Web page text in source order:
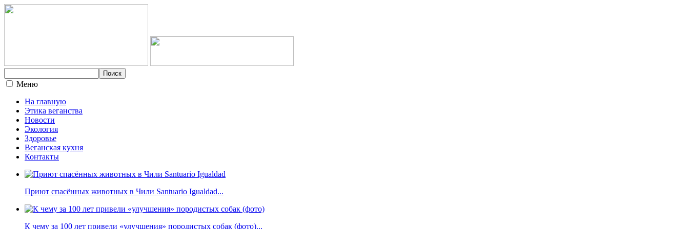
Меню
На главную
Этика веганства
Новости
Экология
Здоровье
Веганская кухня
Контакты
Приют спасённых животных в Чили Santuario Igualdad...
К чему за 100 лет привели «улучшения» породистых собак (фото)...